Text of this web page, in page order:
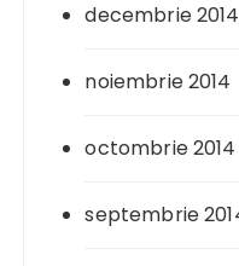
decembrie 2014
noiembrie 2014
octombrie 2014
septembrie